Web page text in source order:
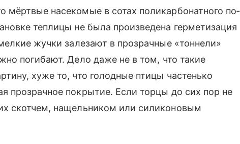
мёртвые насекомые в сотах поликарбонатного по­
теплицы не была произведена герметизация
жучки залезают в прозрачные «тоннели»
погибают. Дело даже не в том, что такие
хуже то, что голодные птицы частенько
прозрачное покрытие. Если торцы до сих пор не
скотчем, нащельником или силиконовым